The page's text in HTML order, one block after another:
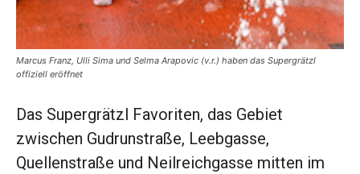
Marcus Franz, Ulli Sima und Selma Arapovic (v.r.) haben das Supergrätzl
offiziell eröffnet
Das Supergrätzl Favoriten, das Gebiet
zwischen Gudrunstraße, Leebgasse,
Quellenstraße und Neilreichgasse mitten im